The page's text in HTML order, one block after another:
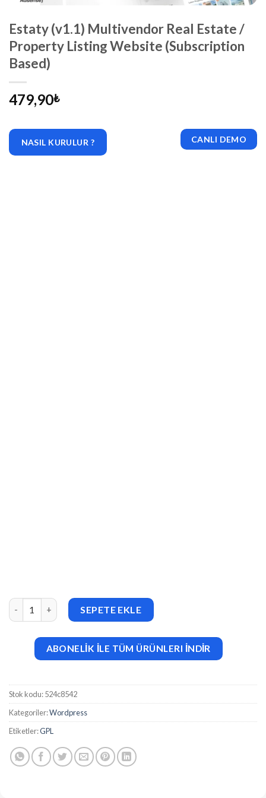
Estaty (v1.1) Multivendor Real Estate /
Property Listing Website (Subscription
Based)
479,90₺
NASIL KURULUR ? CANLI DEMO
Estaty (v1.1) Multivendor Real Estate / Property Listing
SEPETE EKLE
ABONELİK İLE TÜM ÜRÜNLERI İNDİR
Stok kodu:524c8542
Kategoriler:Wordpress
Etiketler:GPL